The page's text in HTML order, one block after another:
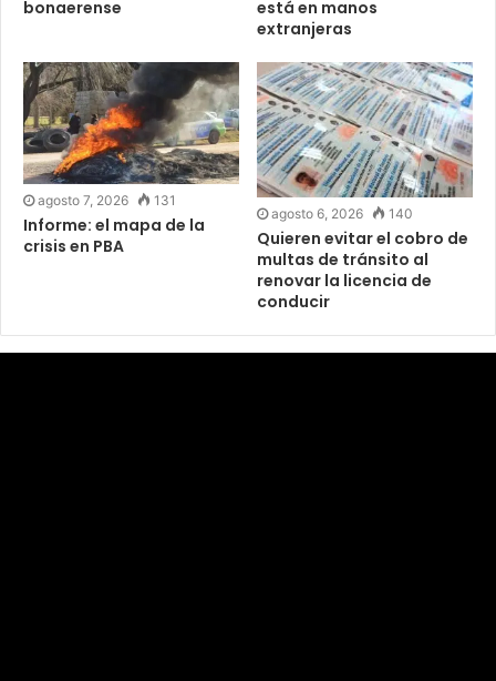
bonaerense
está en manos
extranjeras
agosto 7, 2026 131
Informe: el mapa de la
crisis en PBA
agosto 6, 2026 140
Quieren evitar el cobro de
multas de tránsito al
renovar la licencia de
conducir